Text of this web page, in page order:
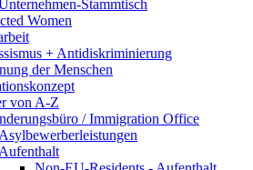
Stammtisch
Women
+ Antidiskriminierung
der Menschen
von A-Z
/ Immigration Office
Asylbewerberleistungen
Aufenthalt